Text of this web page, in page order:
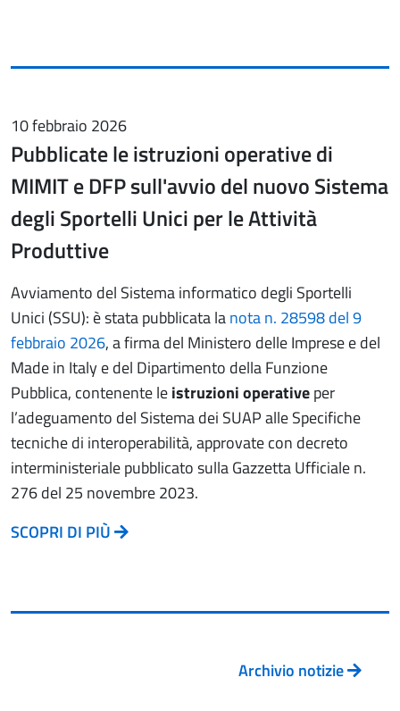
10 febbraio 2026
Pubblicate le istruzioni operative di
MIMIT e DFP sull'avvio del nuovo Sistema
degli Sportelli Unici per le Attività
Produttive
Avviamento del Sistema informatico degli Sportelli
Unici (SSU): è stata pubblicata lanota n. 28598 del 9
febbraio 2026, a firma del Ministero delle Imprese e del
Made in Italy e del Dipartimento della Funzione
Pubblica, contenente leistruzioni operativeper
l’adeguamento del Sistema dei SUAP alle Specifiche
tecniche di interoperabilità, approvate con decreto
interministeriale pubblicato sulla Gazzetta Ufficiale n.
276 del 25 novembre 2023.
SCOPRI DI PIÙ
Archivio notizie